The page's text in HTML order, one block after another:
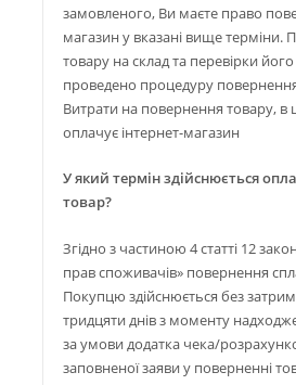
замовленого, Ви маєте право
магазин у вказані вище терміни.
товару на склад та перевірки
проведено процедуру
Витрати на повернення товару, в
оплачує інтернет-магазин
У який термін здійснюється
товар?
Згідно з частиною 4 статті 12
прав споживачів» повернення
Покупцю здійснюється без
тридцяти днів з моменту
за умови додатка чека/
заповненої заяви у поверненні